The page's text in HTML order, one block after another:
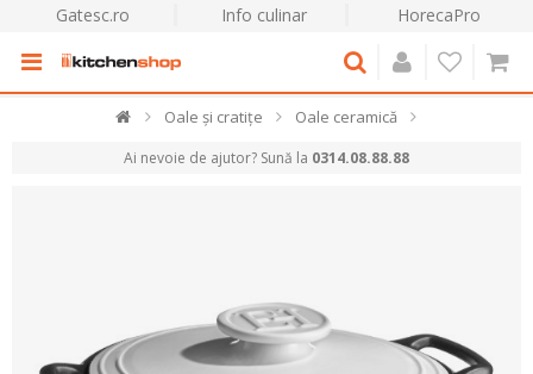
Gatesc.ro Info culinar HorecaPro
Oale și cratițe Oale ceramică
Ai nevoie de ajutor? Sună la 0314.08.88.88